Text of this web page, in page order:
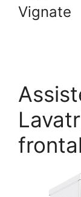
Vignate